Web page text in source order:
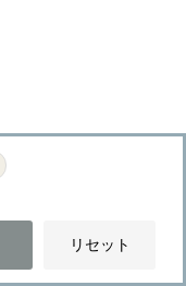
リセット